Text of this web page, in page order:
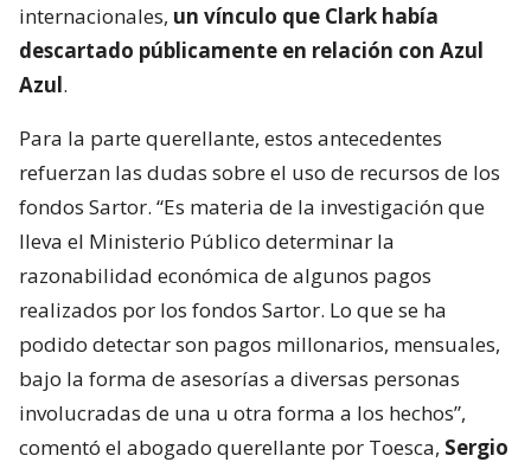
internacionales, un vínculo que Clark había
descartado públicamente en relación con Azul
Azul.
Para la parte querellante, estos antecedentes
refuerzan las dudas sobre el uso de recursos de los
fondos Sartor. “Es materia de la investigación que
lleva el Ministerio Público determinar la
razonabilidad económica de algunos pagos
realizados por los fondos Sartor. Lo que se ha
podido detectar son pagos millonarios, mensuales,
bajo la forma de asesorías a diversas personas
involucradas de una u otra forma a los hechos”,
comentó el abogado querellante por Toesca, Sergio